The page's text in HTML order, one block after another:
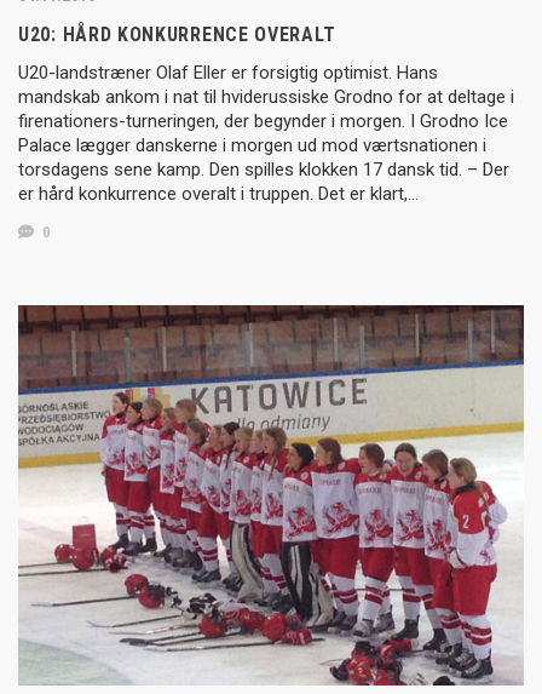
U20: HÅRD KONKURRENCE OVERALT
U20-landstræner Olaf Eller er forsigtig optimist. Hans
mandskab ankom i nat til hviderussiske Grodno for at deltage i
firenationers-turneringen, der begynder i morgen. I Grodno Ice
Palace lægger danskerne i morgen ud mod værtsnationen i
torsdagens sene kamp. Den spilles klokken 17 dansk tid. – Der
er hård konkurrence overalt i truppen. Det er klart,…
0